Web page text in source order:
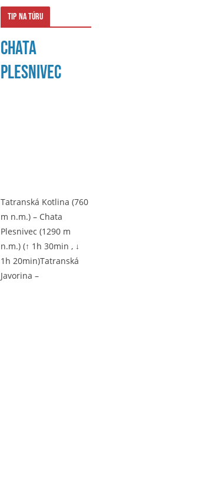
Tip na túru
Chata
Plesnivec
Tatranská Kotlina (760
m n.m.) – Chata
Plesnivec (1290 m
n.m.) (↑ 1h 30min , ↓
1h 20min)Tatranská
Javorina –